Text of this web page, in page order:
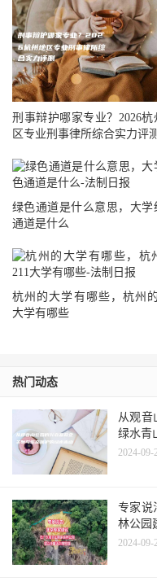
刑事辩护哪家专业？2026杭
区专业刑事律所综合实力评测
绿色通道是什么意思，大学
通道是什么
杭州的大学有哪些，杭州
大学有哪些
热门动态
从观音
绿水青
2024-09-
专家说
林公园
2024-09-